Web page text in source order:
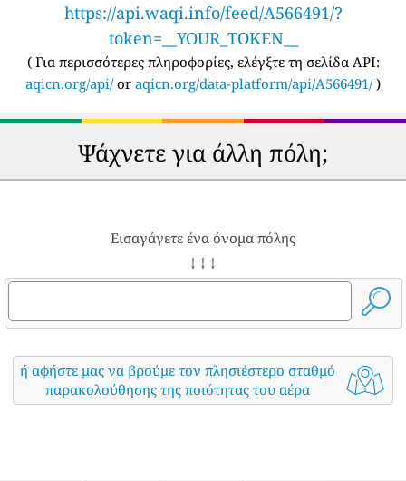
https://api.waqi.info/feed/A566491/?
token=__YOUR_TOKEN__
( Για περισσότερες πληροφορίες, ελέγξτε τη σελίδα API:
aqicn.org/api/or aqicn.org/data-platform/api/A566491/)
Ψάχνετε για άλλη πόλη;
Εισαγάγετε ένα όνομα πόλης
↓ ↓ ↓
ή αφήστε μας να βρούμε τον πλησιέστερο σταθμό
παρακολούθησης της ποιότητας του αέρα